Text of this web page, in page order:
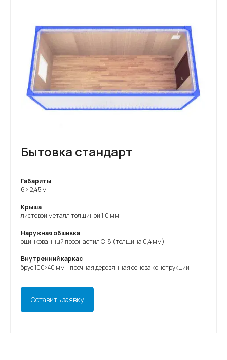
Бытовка стандарт
Габариты
6 × 2,45 м
Крыша
листовой металл толщиной 1,0 мм
Наружная обшивка
оцинкованный профнастил С-8 (толщина 0,4 мм)
Внутренний каркас
брус 100×40 мм – прочная деревянная основа конструкции
Оставить заявку